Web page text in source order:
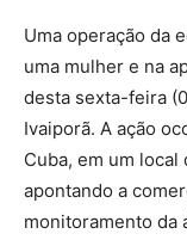
Uma operação da
uma mulher e na
desta sexta-feira
Ivaiporã. A ação
Cuba, em um
apontando a
monitoramento da